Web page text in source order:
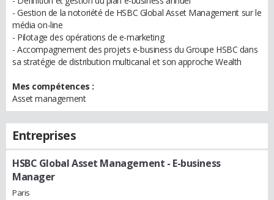
- Gestion de la notoriété de HSBC Global Asset Management sur le
média on-line
- Pilotage des opérations de e-marketing
- Accompagnement des projets e-business du Groupe HSBC dans
sa stratégie de distribution multicanal et son approche Wealth
Mes compétences :
Asset management
Entreprises
HSBC Global Asset Management - E-business
Manager
Paris